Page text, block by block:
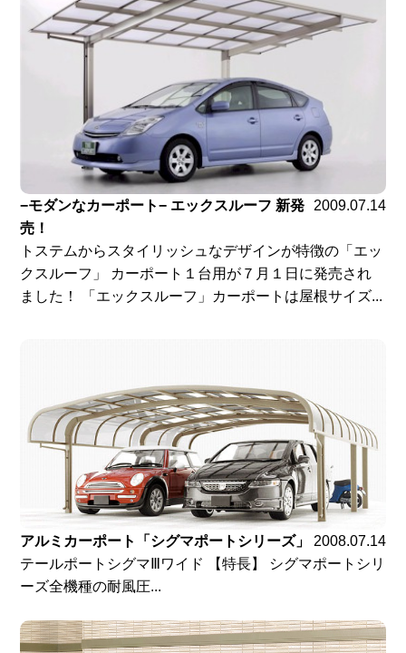
−モダンなカーポート− エックスルーフ 新発
売！
2009.07.14
トステムからスタイリッシュなデザインが特徴の「エッ
クスルーフ」 カーポート１台用が７月１日に発売され
ました！ 「エックスルーフ」カーポートは屋根サイズ...
アルミカーポート「シグマポートシリーズ」
2008.07.14
テールポートシグマⅢワイド 【特長】 シグマポートシリ
ーズ全機種の耐風圧...